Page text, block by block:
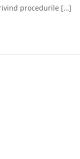
procedurile […]